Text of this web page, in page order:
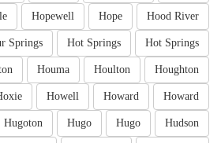
Hood River
Hope
Hopewell
Hot Springs
Hot Springs
Springs
Houghton
Houlton
Houma
Howard
Howard
Howell
Hudson
Hugo
Hugo
Hugoton